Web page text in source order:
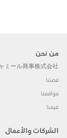
من نحن
ミール商事株式会社
قصتنا
مواقعنا
قيمنا
الشركات والأعمال